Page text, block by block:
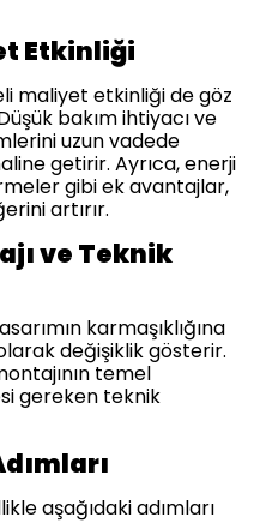
Etkinliği
maliyet etkinliği de göz
bakım ihtiyacı ve
uzun vadede
getirir. Ayrıca, enerji
gibi ek avantajlar,
artırır.
ve Teknik
karmaşıklığına
değişiklik gösterir.
temel
gereken teknik
aşağıdaki adımları